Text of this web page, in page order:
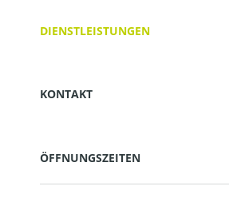
DIENSTLEISTUNGEN
KONTAKT
ÖFFNUNGSZEITEN